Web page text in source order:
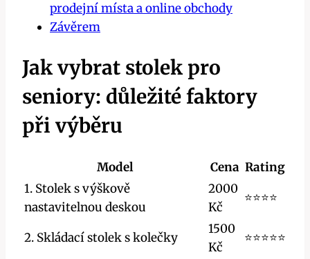
prodejní místa a online obchody
Závěrem
Jak vybrat stolek pro
seniory: důležité faktory
při výběru
Model Cena Rating
1. Stolek s výškově
nastavitelnou deskou
2000
Kč
⭐⭐⭐⭐
2. Skládací stolek s kolečky
1500
Kč
⭐⭐⭐⭐⭐